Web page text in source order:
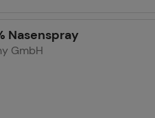
Nasenspray
GmbH